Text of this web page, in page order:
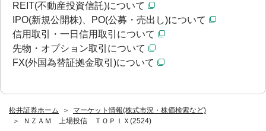
松井証券ホーム
マーケット情報(株式市況・株価検索など)
ＮＺＡＭ 上場投信 ＴＯＰＩＸ(2524)
REIT(不動産投資信託)について
IPO(新規公開株)、PO(公募・売出し)について
信用取引・一日信用取引について
先物・オプション取引について
FX(外国為替証拠金取引)について